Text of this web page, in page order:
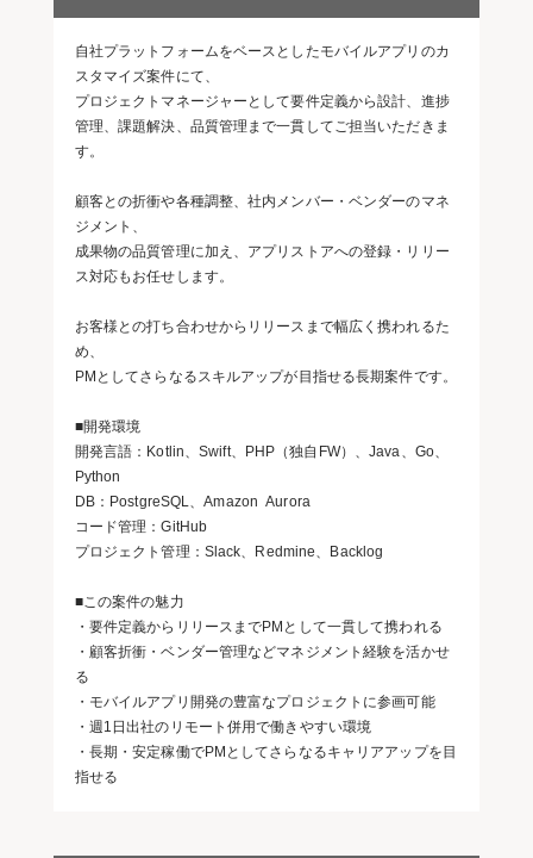
自社プラットフォームをベースとしたモバイルアプリのカ
スタマイズ案件にて、
プロジェクトマネージャーとして要件定義から設計、進捗
管理、課題解決、品質管理まで一貫してご担当いただきま
す。
顧客との折衝や各種調整、社内メンバー・ベンダーのマネ
ジメント、
成果物の品質管理に加え、アプリストアへの登録・リリー
ス対応もお任せします。
お客様との打ち合わせからリリースまで幅広く携われるた
め、
PMとしてさらなるスキルアップが目指せる長期案件です。
■開発環境
開発言語：Kotlin、Swift、PHP（独自FW）、Java、Go、
Python
DB：PostgreSQL、Amazon Aurora
コード管理：GitHub
プロジェクト管理：Slack、Redmine、Backlog
■この案件の魅力
・要件定義からリリースまでPMとして一貫して携われる
・顧客折衝・ベンダー管理などマネジメント経験を活かせ
る
・モバイルアプリ開発の豊富なプロジェクトに参画可能
・週1日出社のリモート併用で働きやすい環境
・長期・安定稼働でPMとしてさらなるキャリアアップを目
指せる